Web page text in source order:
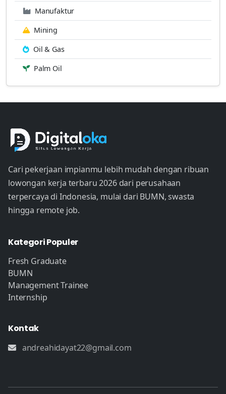
Manufaktur
Mining
Oil & Gas
Palm Oil
Cari pekerjaan impianmu lebih mudah dengan ribuan
lowongan kerja terbaru 2026 dari perusahaan
terpercaya di Indonesia, mulai dari BUMN, swasta
hingga remote job.
Kategori Populer
Fresh Graduate
BUMN
Management Trainee
Internship
Kontak
andreahidayat22@gmail.com